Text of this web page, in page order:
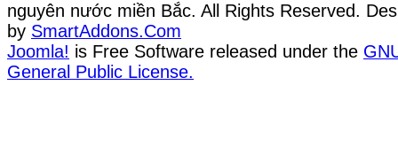
nguyên nước miền Bắc. All Rights Reserved.
by SmartAddons.Com
Joomla! is Free Software released under the
General Public License.